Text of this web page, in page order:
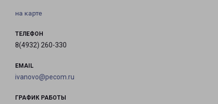
на карте
ТЕЛЕФОН
8(4932) 260-330
EMAIL
ivanovo@pecom.ru
ГРАФИК РАБОТЫ